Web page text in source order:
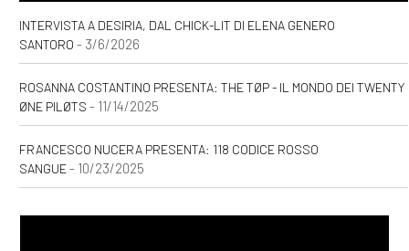
INTERVISTA A DESIRIA, DAL CHICK-LIT DI ELENA GENERO
SANTORO - 3/6/2026
ROSANNA COSTANTINO PRESENTA: THE TØP - IL MONDO DEI TWENTY
ØNE PILØTS - 11/14/2025
FRANCESCO NUCERA PRESENTA: 118 CODICE ROSSO
SANGUE- 10/23/2025